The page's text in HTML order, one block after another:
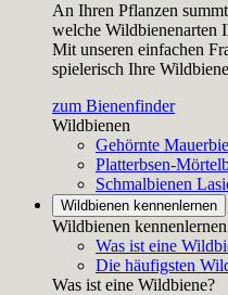
An Ihren Pflanzen
welche Wildbienenarten
Mit unseren einfachen
spielerisch Ihre
zum Bienenfinder
Wildbienen
Gehörnte
Platterbsen-
Schmalbienen
Wildbienen kennenlernen
Wildbienen kennenlernen
Was ist eine
Die häufigsten
Was ist eine Wildbiene?